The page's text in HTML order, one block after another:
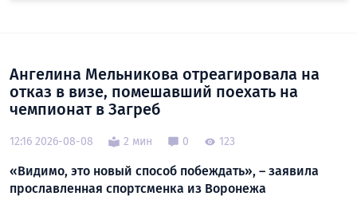
Ангелина Мельникова отреагировала на
отказ в визе, помешавший поехать на
чемпионат в Загреб
12:16 2026-08-08 2 мин 0 123
«Видимо, это новый способ побеждать», – заявила
прославленная спортсменка из Воронежа